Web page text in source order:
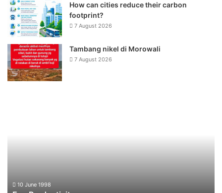
How can cities reduce their carbon
footprint?
7 August 2026
Tambang nikel di Morowali
7 August 2026
10 June 1998